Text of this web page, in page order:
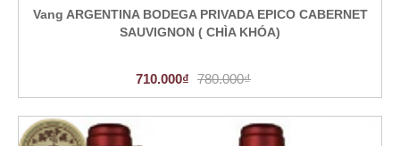
Vang ARGENTINA BODEGA PRIVADA EPICO CABERNET
SAUVIGNON ( CHÌA KHÓA)
710.000₫ 780.000₫